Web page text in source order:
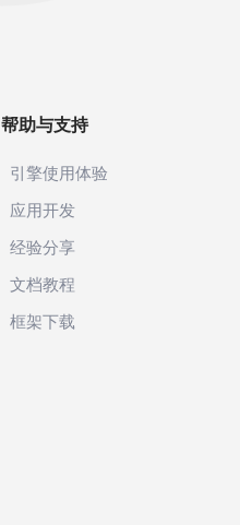
帮助与支持
引擎使用体验
应用开发
经验分享
文档教程
框架下载